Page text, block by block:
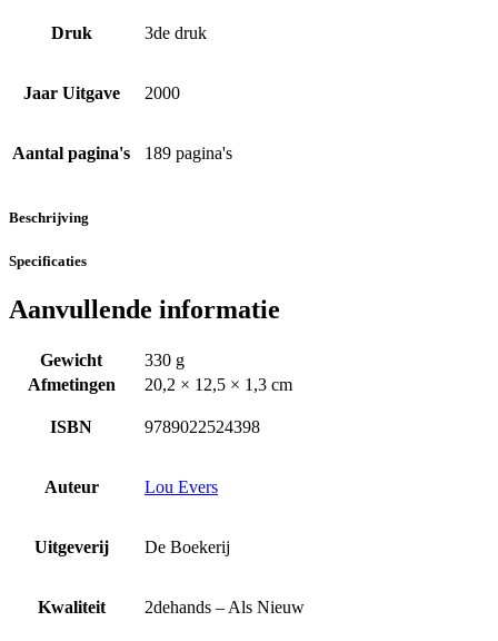
Druk 3de druk
Jaar Uitgave 2000
Aantal pagina's 189 pagina's
Beschrijving
Specificaties
Aanvullende informatie
Gewicht
330 g
Afmetingen
20,2 × 12,5 × 1,3 cm
ISBN 9789022524398
Auteur Lou Evers
Uitgeverij De Boekerij
Kwaliteit 2dehands – Als Nieuw